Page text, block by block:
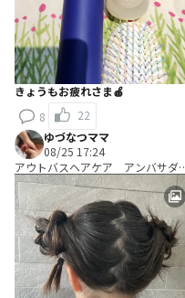
きょうもお疲れさま🍎
8
22
ゆづなつママ
08/25 17:24
アウトバスヘアケア アンバサダ
ー Ｂコース：＼使って編み出す／
ヘアアレンジ考案コース